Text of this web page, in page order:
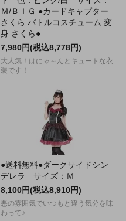
Ｍ/ＢＩＧ ●カードキャプター
さくら バトルコスチューム 変
身 さくら●
7,980円(税込8,778円)
大人気！はにゃ～んとキュートな衣
装です！
●送料無料●ダークサイドシン
デレラ サイズ：Ｍ
8,100円(税込8,910円)
悪の雰囲気でいつもと違う気分を味
わって♪